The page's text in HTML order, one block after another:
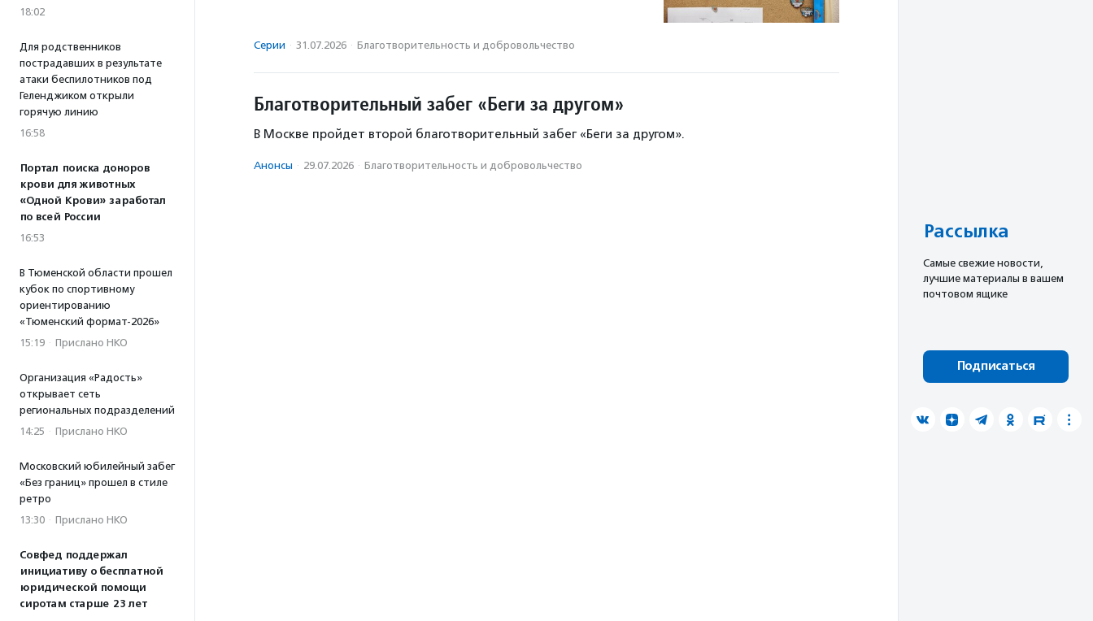
18:02
Для родственников
пострадавших в результате
атаки беспилотников под
Геленджиком открыли
горячую линию
16:58
Портал поиска доноров
крови для животных
«Одной Крови» заработал
по всей России
16:53
В Тюменской области прошел
кубок по спортивному
ориентированию
«Тюменский формат-2026»
15:19 · Прислано НКО
Организация «Радость»
открывает сеть
региональных подразделений
14:25 · Прислано НКО
Московский юбилейный забег
«Без границ» прошел в стиле
ретро
13:30 · Прислано НКО
Совфед поддержал
инициативу о бесплатной
юридической помощи
сиротам старше 23 лет
Серии · 31.07.2026 · Благотвори­тель­ность и доброволь­чест­во
Благотворительный забег «Беги за другом»
В Москве пройдет второй благотворительный забег «Беги за другом».
Анонсы · 29.07.2026 · Благотвори­тель­ность и доброволь­чест­во
Рассылка
Cамые свежие новости,
лучшие материалы в вашем
почтовом ящике
Подписаться